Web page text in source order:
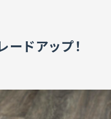
ドアップ！